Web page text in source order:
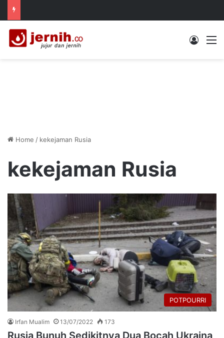
Log In
Home / kekejaman Rusia
kekejaman Rusia
POTPOURRI
Irfan Mualim 13/07/2022 173
Rusia Bunuh Sedikitnya Dua Bocah Ukraina